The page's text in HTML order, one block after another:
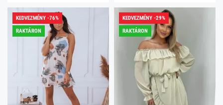
KEDVEZMÉNY -76%
RAKTÁRON
KEDVEZMÉNY -29%
RAKTÁRON